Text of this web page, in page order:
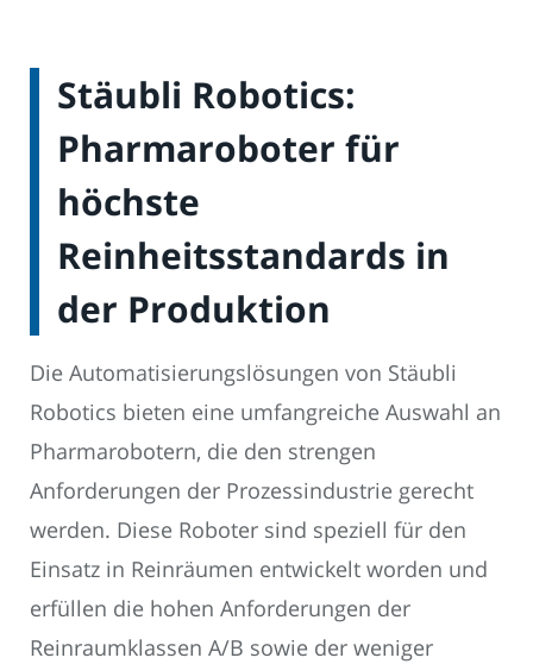
Stäubli Robotics:
Pharmaroboter für
höchste
Reinheitsstandards in
der Produktion
Die Automatisierungslösungen von Stäubli
Robotics bieten eine umfangreiche Auswahl an
Pharmarobotern, die den strengen
Anforderungen der Prozessindustrie gerecht
werden. Diese Roboter sind speziell für den
Einsatz in Reinräumen entwickelt worden und
erfüllen die hohen Anforderungen der
Reinraumklassen A/B sowie der weniger